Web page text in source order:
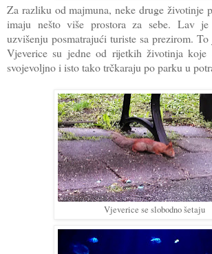
Za razliku od majmuna, neke druge životinje
imaju nešto više prostora za sebe. Lav je
uzvišenju posmatrajući turiste sa prezirom.
Vjeverice su jedne od rijetkih životinja
svojevoljno i isto tako trčkaraju po parku u
Vjeverice se slobodno šetaju